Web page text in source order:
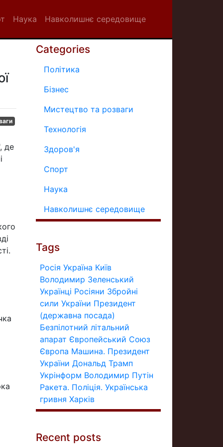
Наука Навколишнє середовище
де
Categories
Політика
Бізнес
Мистецтво та розваги
Технологія
Здоров'я
Спорт
Наука
Навколишнє середовище
Tags
Росія Україна Київ
Володимир Зеленський
Українці Росіяни Збройні
сили України Президент
(державна посада)
Безпілотний літальний
апарат Європейський Союз
Європа Машина. Президент
України Дональд Трамп
Укрінформ Володимир Путін
Ракета. Поліція. Українська
гривня Харків
Recent posts